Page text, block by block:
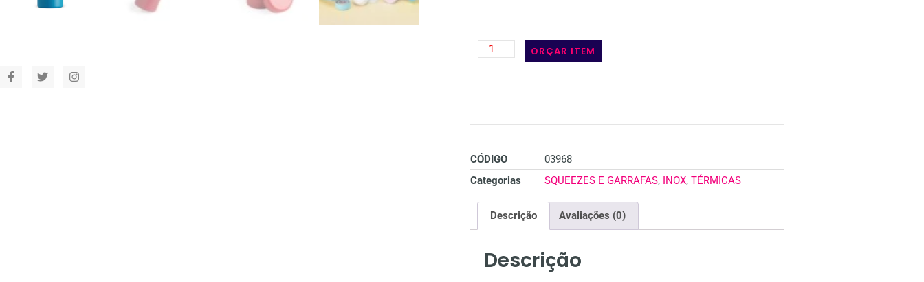
ORÇAR ITEM
CÓDIGO
03968
Categorias
SQUEEZES E GARRAFAS, INOX, TÉRMICAS
Descrição Avaliações (0)
Descrição